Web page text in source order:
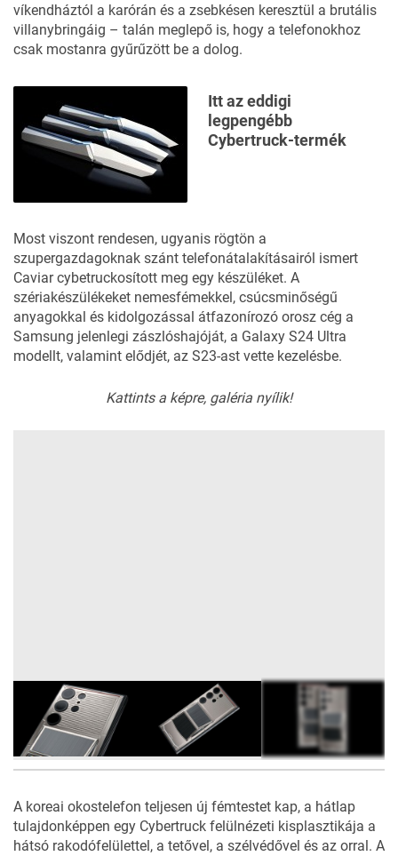
víkendháztól a karórán és a zsebkésen keresztül a brutális
villanybringáig – talán meglepő is, hogy a telefonokhoz
csak mostanra gyűrűzött be a dolog.
Itt az eddigi
legpengébb
Cybertruck-termék
Most viszont rendesen, ugyanis rögtön a
szupergazdagoknak szánt telefonátalakításairól ismert
Caviarcybetruckosított meg egy készüléket. A
szériakészülékeket nemesfémekkel, csúcsminőségű
anyagokkal és kidolgozással átfazonírozó orosz cég a
Samsung jelenlegi zászlóshajóját, a Galaxy S24 Ultra
modellt, valamint elődjét, az S23-ast vette kezelésbe.
Kattints a képre, galéria nyílik!
A koreai okostelefon teljesen új fémtestet kap, a hátlap
tulajdonképpen egy Cybertruck felülnézeti kisplasztikája a
hátsó rakodófelülettel, a tetővel, a szélvédővel és az orral. A